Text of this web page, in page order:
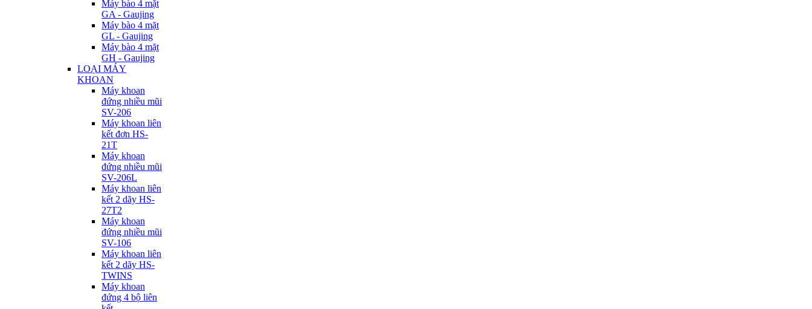
Máy bào 4 mặt
GA - Gaujing
Máy bào 4 mặt
GL - Gaujing
Máy bào 4 mặt
GH - Gaujing
LOẠI MÁY
KHOAN
Máy khoan
đứng nhiều mũi
SV-206
Máy khoan liên
kết đơn HS-
21T
Máy khoan
đứng nhiều mũi
SV-206L
Máy khoan liên
kết 2 dãy HS-
27T2
Máy khoan
đứng nhiều mũi
SV-106
Máy khoan liên
kết 2 dãy HS-
TWINS
Máy khoan
đứng 4 bộ liên